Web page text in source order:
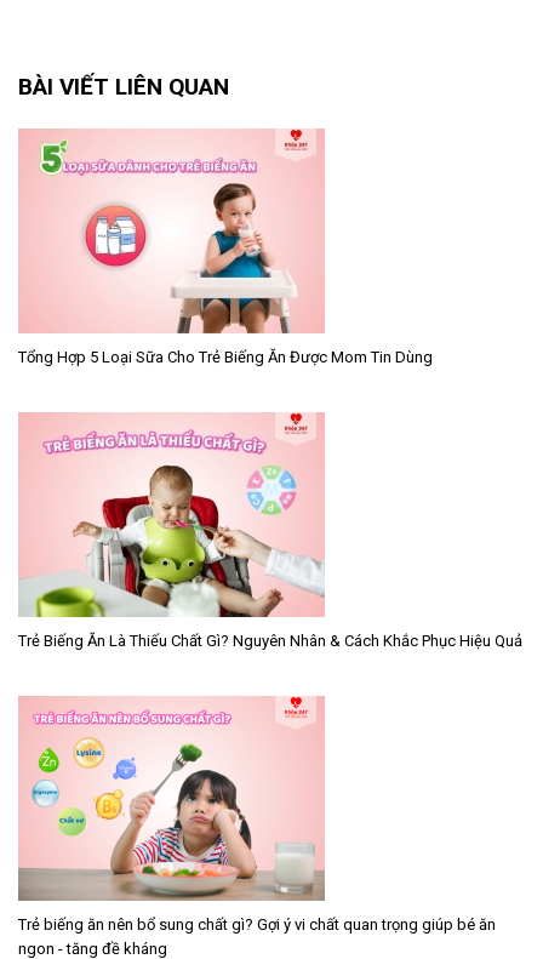
BÀI VIẾT LIÊN QUAN
Tổng Hợp 5 Loại Sữa Cho Trẻ Biếng Ăn Được Mom Tin Dùng
Trẻ Biếng Ăn Là Thiếu Chất Gì? Nguyên Nhân & Cách Khắc Phục Hiệu Quả
Trẻ biếng ăn nên bổ sung chất gì? Gợi ý vi chất quan trọng giúp bé ăn
ngon - tăng đề kháng